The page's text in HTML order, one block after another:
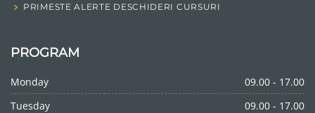
PRIMESTE ALERTE DESCHIDERI CURSURI
PROGRAM
Monday
09.00 - 17.00
Tuesday
09.00 - 17.00